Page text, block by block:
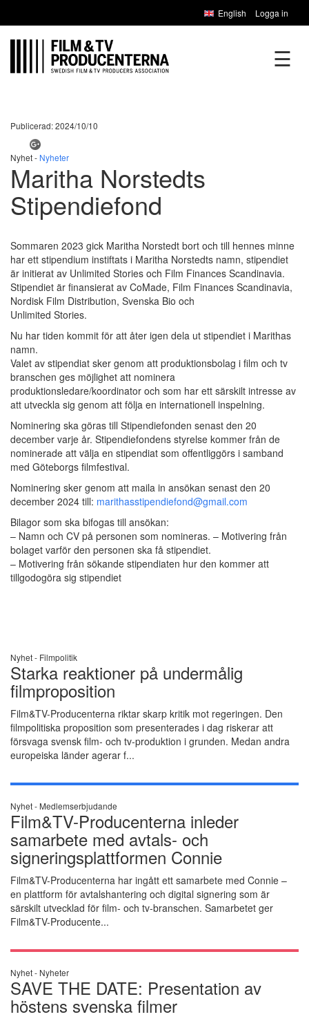
English Logga in
☰
Publicerad: 2024/10/10
Nyhet - Nyheter
Maritha Norstedts
Stipendiefond
Sommaren 2023 gick Maritha Norstedt bort och till hennes minne
har ett stipendium instiftats i Maritha Norstedts namn, stipendiet
är initierat av Unlimited Stories och Film Finances Scandinavia.
Stipendiet är finansierat av CoMade, Film Finances Scandinavia,
Nordisk Film Distribution, Svenska Bio och
Unlimited Stories.
Nu har tiden kommit för att åter igen dela ut stipendiet i Marithas
namn.
Valet av stipendiat sker genom att produktionsbolag i film och tv
branschen ges möjlighet att nominera
produktionsledare/koordinator och som har ett särskilt intresse av
att utveckla sig genom att följa en internationell inspelning.
Nominering ska göras till Stipendiefonden senast den 20
december varje år. Stipendiefondens styrelse kommer från de
nominerade att välja en stipendiat som offentliggörs i samband
med Göteborgs filmfestival.
Nominering sker genom att maila in ansökan senast den 20
december 2024 till: marithasstipendiefond@gmail.com
Bilagor som ska bifogas till ansökan:
– Namn och CV på personen som nomineras. – Motivering från
bolaget varför den personen ska få stipendiet.
– Motivering från sökande stipendiaten hur den kommer att
tillgodogöra sig stipendiet
Nyhet - Filmpolitik
Starka reaktioner på undermålig
filmproposition
Film&TV-Producenterna riktar skarp kritik mot regeringen. Den
filmpolitiska proposition som presenterades i dag riskerar att
försvaga svensk film- och tv-produktion i grunden. Medan andra
europeiska länder agerar f...
Nyhet - Medlemserbjudande
Film&TV-Producenterna inleder
samarbete med avtals- och
signeringsplattformen Connie
Film&TV-Producenterna har ingått ett samarbete med Connie –
en plattform för avtalshantering och digital signering som är
särskilt utvecklad för film- och tv-branschen. Samarbetet ger
Film&TV-Producente...
Nyhet - Nyheter
SAVE THE DATE: Presentation av
höstens svenska filmer